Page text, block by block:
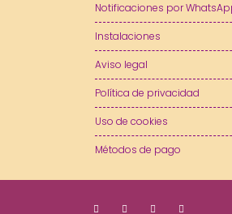
Notificaciones por
Instalaciones
Aviso legal
Política de privacidad
Uso de cookies
Métodos de pago